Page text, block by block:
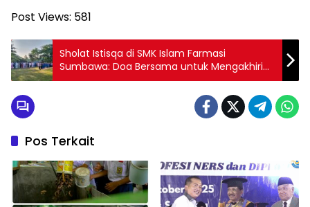
Post Views: 581
Sholat Istisqa di SMK Islam Farmasi
Sumbawa: Doa Bersama untuk Mengakhiri
Musim Kemarau
Pos Terkait